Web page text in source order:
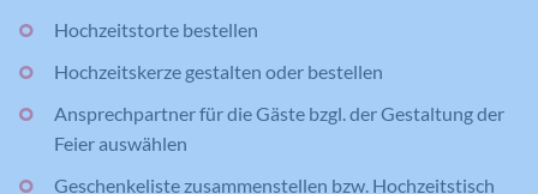
Hochzeitstorte bestellen
Hochzeitskerze gestalten oder bestellen
Ansprechpartner für die Gäste bzgl. der Gestaltung der
Feier auswählen
Geschenkeliste zusammenstellen bzw. Hochzeitstisch